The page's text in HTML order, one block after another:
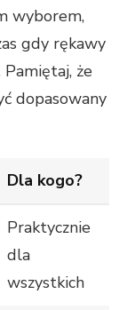
wyborem,
gdy rękawy
że
dopasowany
Dla kogo?
Praktycznie
dla
wszystkich